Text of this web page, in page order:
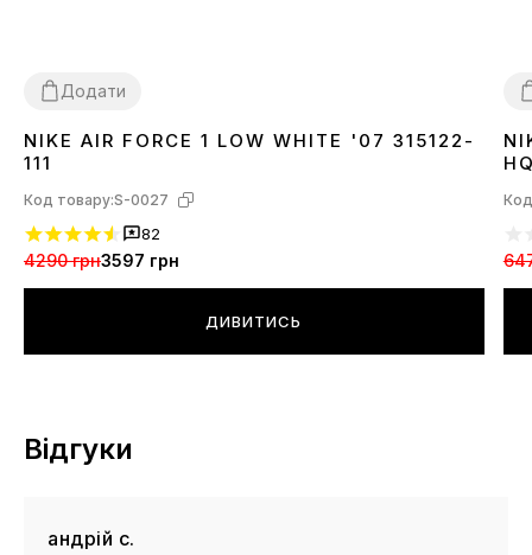
Додати
3637 38 39 40414243 444546
NIKE AIR FORCE 1 LOW WHITE '07 315122-
111
Код товару:S-0027
82
4290 грн3597 грн
ДИВИТИСЬ
Відгуки
андрій с.